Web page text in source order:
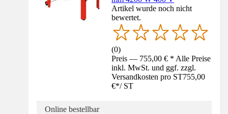
Artikel wurde noch nicht
bewertet.
(0)
Preis — 755,00 € * Alle Preise
inkl. MwSt. und ggf. zzgl.
Versandkosten pro ST755,00
€*/ ST
Online bestellbar